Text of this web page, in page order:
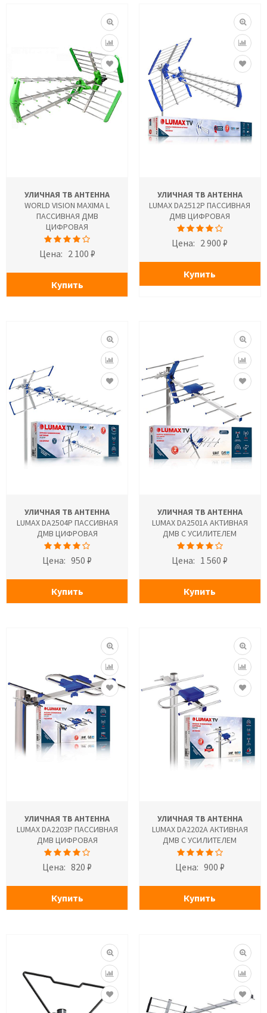
УЛИЧНАЯ ТВ АНТЕННА
WORLD VISION MAXIMA L
ПАССИВНАЯ ДМВ
ЦИФРОВАЯ
Цена: 2 100 ₽
Купить
УЛИЧНАЯ ТВ АНТЕННА
LUMAX DA2512P ПАССИВНАЯ
ДМВ ЦИФРОВАЯ
Цена: 2 900 ₽
Купить
УЛИЧНАЯ ТВ АНТЕННА
LUMAX DA2504P ПАССИВНАЯ
ДМВ ЦИФРОВАЯ
Цена: 950 ₽
Купить
УЛИЧНАЯ ТВ АНТЕННА
LUMAX DA2501A АКТИВНАЯ
ДМВ С УСИЛИТЕЛЕМ
Цена: 1 560 ₽
Купить
УЛИЧНАЯ ТВ АНТЕННА
LUMAX DA2203P ПАССИВНАЯ
ДМВ ЦИФРОВАЯ
Цена: 820 ₽
Купить
УЛИЧНАЯ ТВ АНТЕННА
LUMAX DA2202A АКТИВНАЯ
ДМВ С УСИЛИТЕЛЕМ
Цена: 900 ₽
Купить